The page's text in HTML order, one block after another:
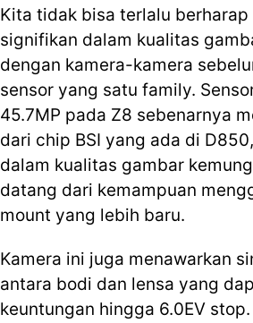
Kita tidak bisa terlalu
signifikan dalam kualitas
dengan kamera-kamera
sensor yang satu family.
45.7MP pada Z8 sebenarnya
dari chip BSI yang ada di
dalam kualitas gambar
datang dari kemampuan
mount yang lebih baru.
Kamera ini juga menawarkan
antara bodi dan lensa yang
keuntungan hingga 6.0EV